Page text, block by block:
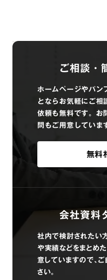
ご相談・
ホームページやパン
とならお気軽にご相
依頼も無料です。お
問もご用意していま
無料
会社資料
社内で検討されたい
や実績などをまとめ
意していますので、
さい。